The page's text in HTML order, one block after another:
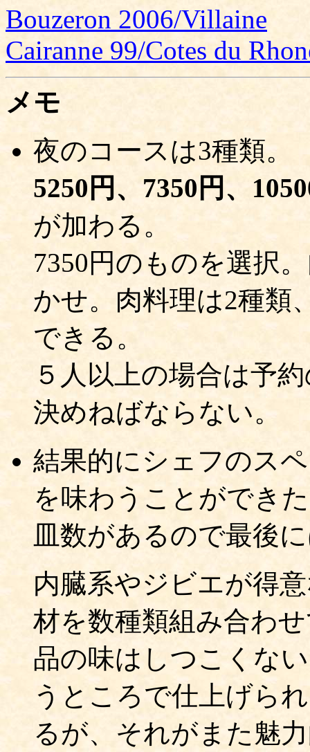
Bouzeron 2006/Villaine
Cairanne 99/Cotes du
メモ
夜のコースは3種類。
5250円、7350円、
が加わる。
7350円のものを選択
かせ。肉料理は2種類
できる。
５人以上の場合は予
決めねばならない。
結果的にシェフのス
を味わうことができ
皿数があるので最後
内臓系やジビエが得
材を数種類組み合わ
品の味はしつこくな
うところで仕上げら
るが、それがまた魅